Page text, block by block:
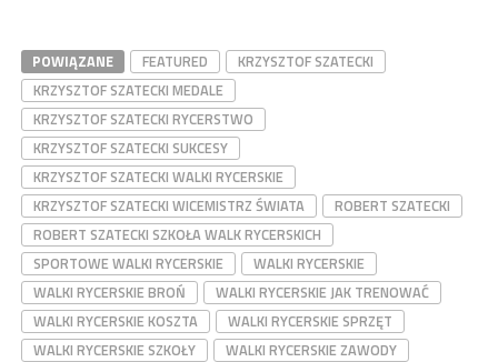
POWIĄZANE FEATURED
KRZYSZTOF SZATECKI
KRZYSZTOF SZATECKI MEDALE
KRZYSZTOF SZATECKI RYCERSTWO
KRZYSZTOF SZATECKI SUKCESY
KRZYSZTOF SZATECKI WALKI RYCERSKIE
KRZYSZTOF SZATECKI WICEMISTRZ ŚWIATA
ROBERT SZATECKI
ROBERT SZATECKI SZKOŁA WALK RYCERSKICH
SPORTOWE WALKI RYCERSKIE
WALKI RYCERSKIE
WALKI RYCERSKIE BROŃ
WALKI RYCERSKIE JAK TRENOWAĆ
WALKI RYCERSKIE KOSZTA
WALKI RYCERSKIE SPRZĘT
WALKI RYCERSKIE SZKOŁY
WALKI RYCERSKIE ZAWODY